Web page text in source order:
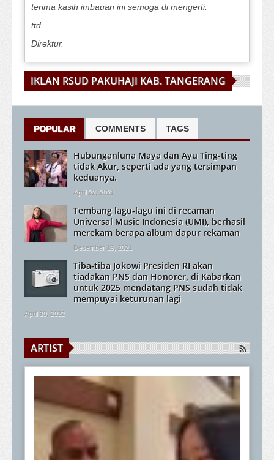
terima kasih imbauan ini semoga di mengerti.
ttd
Direktur.
IKLAN RSUD PAKUHAJI KAB. TANGERANG
POPULAR COMMENTS TAGS
Hubunganluna Maya dan Ayu Ting-ting
tidak Akur, seperti ada yang tersimpan
keduanya.
April 22, 2021
Tembang lagu-lagu ini di recaman
Universal Music Indonesia (UMI), berhasil
merekam berapa album dapur rekaman
Desember 19, 2021
Tiba-tiba Jokowi Presiden RI akan
tiadakan PNS dan Honorer, di Kabarkan
untuk 2025 mendatang PNS sudah tidak
mempuyai keturunan lagi
April 30, 2022
ARTIST